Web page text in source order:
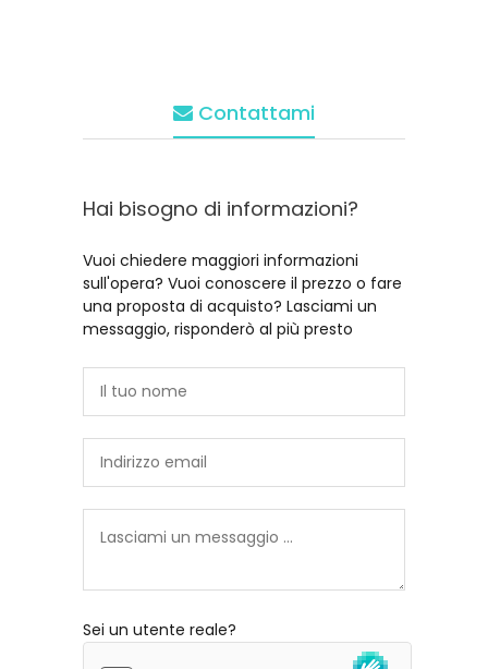
Contattami
Hai bisogno di informazioni?
Vuoi chiedere maggiori informazioni
sull'opera? Vuoi conoscere il prezzo o fare
una proposta di acquisto? Lasciami un
messaggio, risponderò al più presto
Sei un utente reale?